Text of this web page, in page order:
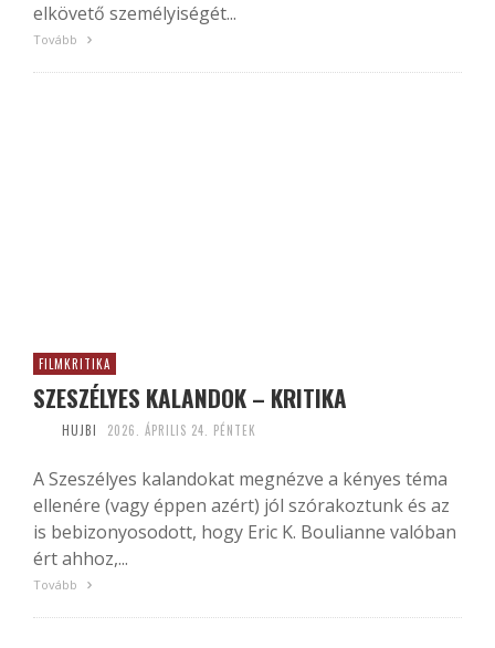
elkövető személyiségét...
Tovább
FILMKRITIKA
SZESZÉLYES KALANDOK – KRITIKA
HUJBI 2026. ÁPRILIS 24. PÉNTEK
A Szeszélyes kalandokat megnézve a kényes téma
ellenére (vagy éppen azért) jól szórakoztunk és az
is bebizonyosodott, hogy Eric K. Boulianne valóban
ért ahhoz,...
Tovább